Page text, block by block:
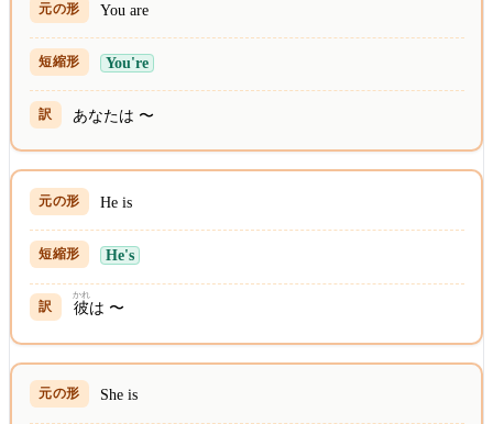
You are
You're
あなたは 〜
He is
He's
彼
かれ
は 〜
She is